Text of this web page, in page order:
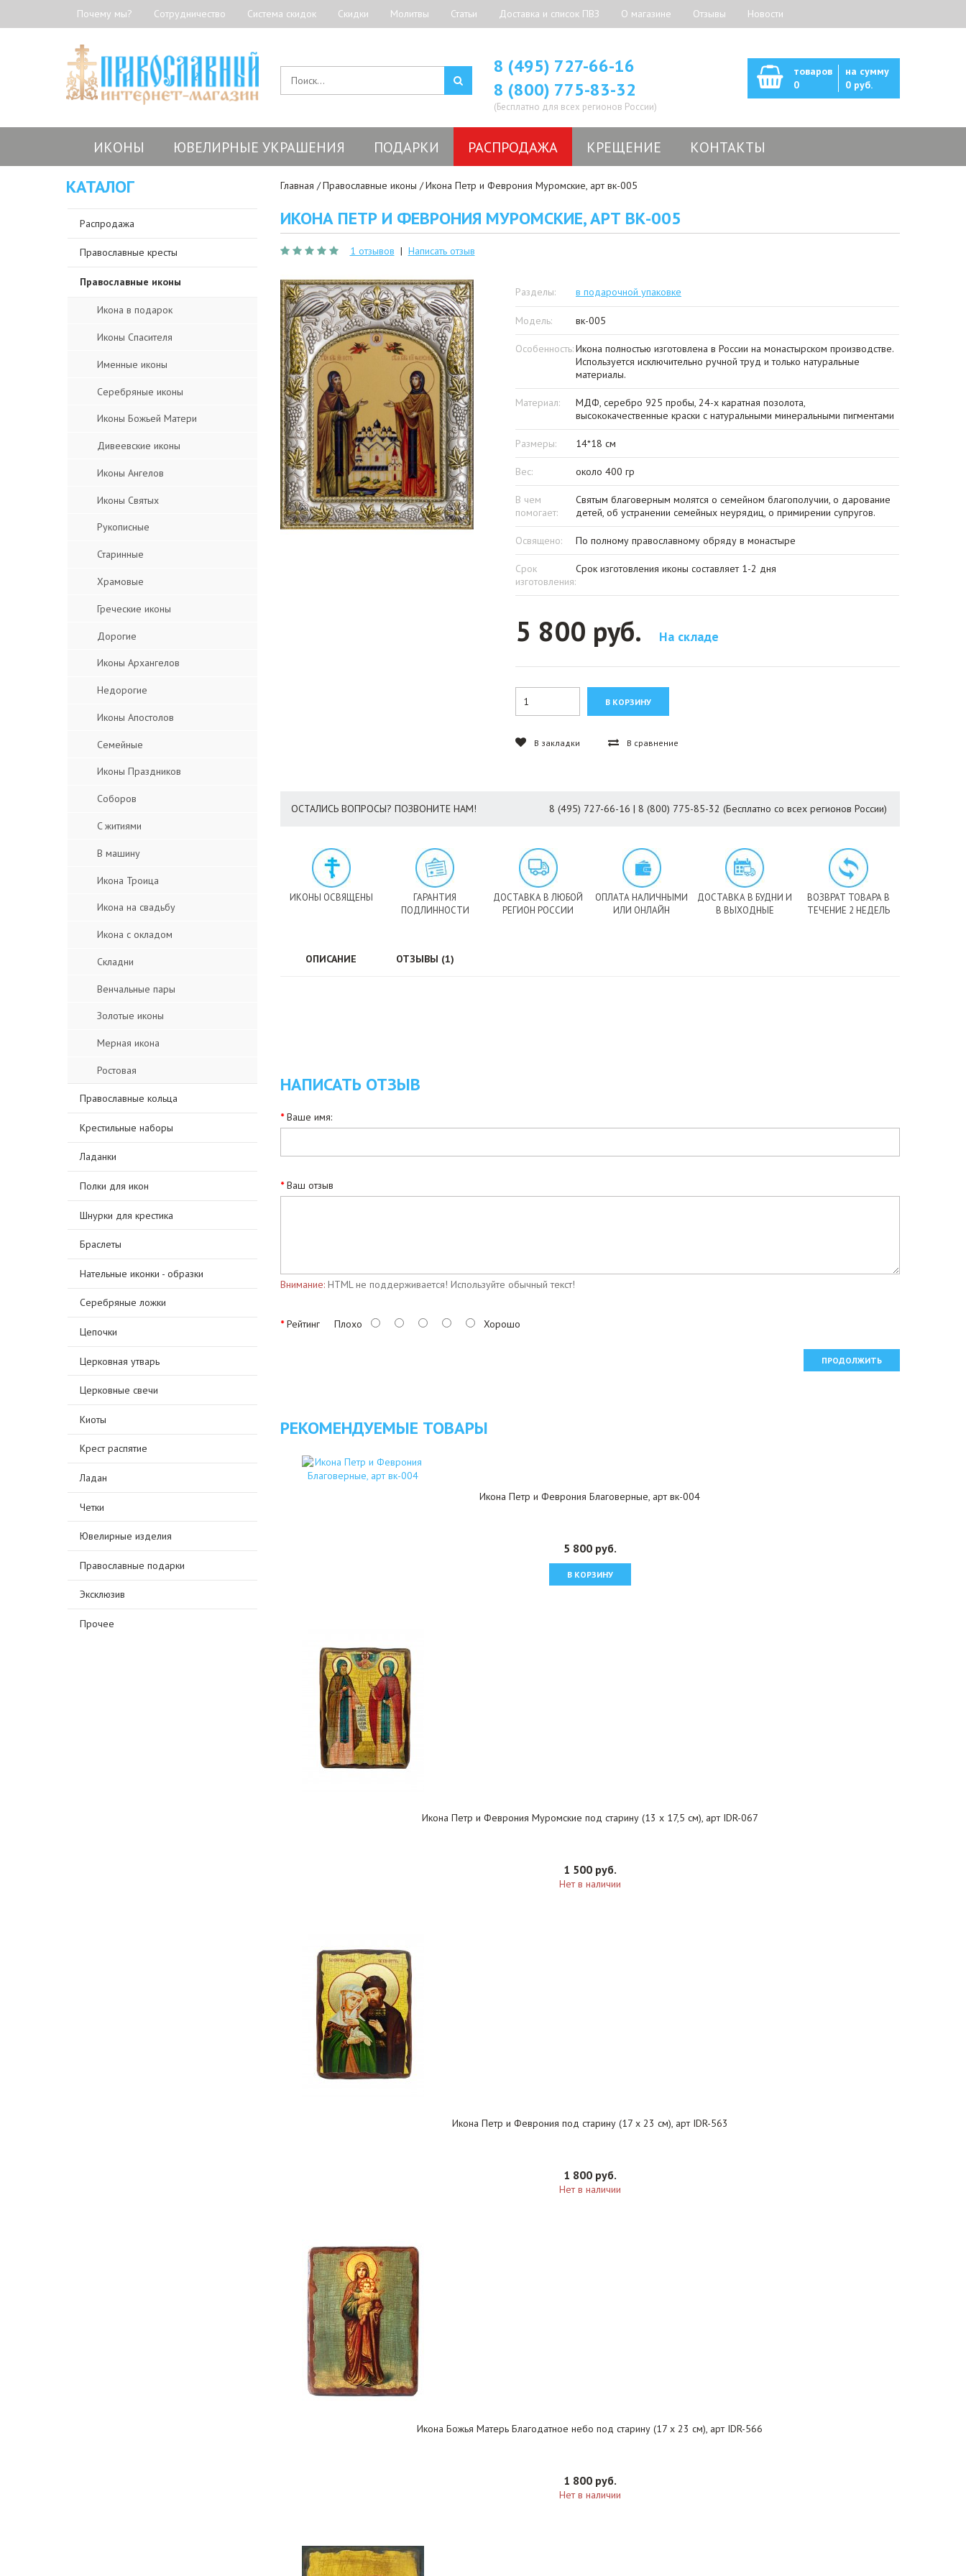
Почему мы? Сотрудничество Система скидок Скидки Молитвы Статьи Доставка и список ПВЗ О магазине Отзывы Новости
8 (495) 727-66-16
8 (800) 775-83-32
(Бесплатно для всех регионов России)
товаров
0
на сумму
0 руб.
ИКОНЫ ЮВЕЛИРНЫЕ УКРАШЕНИЯ ПОДАРКИ РАСПРОДАЖА КРЕЩЕНИЕ КОНТАКТЫ
КАТАЛОГ
Распродажа
Православные кресты
Православные иконы
Икона в подарок
Иконы Спасителя
Именные иконы
Серебряные иконы
Иконы Божьей Матери
Дивеевские иконы
Иконы Ангелов
Иконы Святых
Рукописные
Старинные
Храмовые
Греческие иконы
Дорогие
Иконы Архангелов
Недорогие
Иконы Апостолов
Семейные
Иконы Праздников
Соборов
C житиями
В машину
Икона Троица
Икона на свадьбу
Икона с окладом
Складни
Венчальные пары
Золотые иконы
Мерная икона
Ростовая
Православные кольца
Крестильные наборы
Ладанки
Полки для икон
Шнурки для крестика
Браслеты
Нательные иконки - образки
Серебряные ложки
Цепочки
Церковная утварь
Церковные свечи
Киоты
Крест распятие
Ладан
Четки
Ювелирные изделия
Православные подарки
Эксклюзив
Прочее
Главная Православные иконы Икона Петр и Феврония Муромские, арт вк-005
ИКОНА ПЕТР И ФЕВРОНИЯ МУРОМСКИЕ, АРТ ВК-005
1 отзывов | Написать отзыв
Разделы: в подарочной упаковке
Модель: вк-005
Особенность:Икона полностью изготовлена в России на монастырском производстве.
Используется исключительно ручной труд и только натуральные
материалы.
Материал:
МДФ, серебро 925 пробы, 24-х каратная позолота,
высококачественные краски с натуральными минеральными пигментами
Размеры: 14*18 см
Вес: около 400 гр
В чем
помогает:
Святым благоверным молятся о семейном благополучии, о дарование
детей, об устранении семейных неурядиц, о примирении супругов.
Освящено: По полному православному обряду в монастыре
Срок
изготовления:
Срок изготовления иконы составляет 1-2 дня
5 800 руб. На складе
В закладки В сравнение
ОСТАЛИСЬ ВОПРОСЫ? ПОЗВОНИТЕ НАМ! 8 (495) 727-66-16 | 8 (800) 775-85-32 (Бесплатно со всех регионов России)
ИКОНЫ ОСВЯЩЕНЫ
ГАРАНТИЯ
ПОДЛИННОСТИ
ДОСТАВКА В ЛЮБОЙ
РЕГИОН РОССИИ
ОПЛАТА НАЛИЧНЫМИ
ИЛИ ОНЛАЙН
ДОСТАВКА В БУДНИ И
В ВЫХОДНЫЕ
ВОЗВРАТ ТОВАРА В
ТЕЧЕНИЕ 2 НЕДЕЛЬ
ОПИСАНИЕ ОТЗЫВЫ (1)
НАПИСАТЬ ОТЗЫВ
Ваше имя:
Ваш отзыв
Внимание:HTML не поддерживается! Используйте обычный текст!
РейтингПлохо Хорошо
ПРОДОЛЖИТЬ
РЕКОМЕНДУЕМЫЕ ТОВАРЫ
Икона Петр и Феврония Благоверные, арт вк-004
5 800 руб.
В КОРЗИНУ
Икона Петр и Феврония Муромские под старину (13 х 17,5 см), арт IDR-067
1 500 руб.
Нет в наличии
Икона Петр и Феврония под старину (17 х 23 см), арт IDR-563
1 800 руб.
Нет в наличии
Икона Божья Матерь Благодатное небо под старину (17 х 23 см), арт IDR-566
1 800 руб.
Нет в наличии